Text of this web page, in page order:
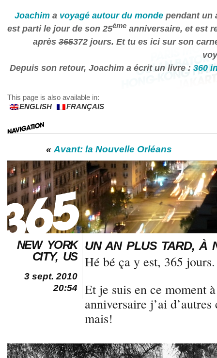
Joachim a voyagé autour du monde pendant un
est parti le jour de son 25ème anniversaire, et est
après 365372 jours. Et tu es ici sur son
Depuis son retour, Joachim a écrit un livre : 360
This page is also available in:
ENGLISH
FRANÇAIS
« Avant: la Nouvelle Orléans
NEW YORK
CITY, US
3 sept. 2010
20:54
UN AN PLUS TARD, À
Hé bé ça y est, 365 jours.
Et je suis en ce moment
anniversaire j’ai
mais!